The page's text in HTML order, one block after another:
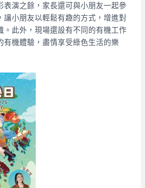
表演之餘，家長還可與小朋友一起參
讓小朋友以輕鬆有趣的方式，增進對
。此外，現場還設有不同的有機工作
有機體驗，盡情享受綠色生活的樂